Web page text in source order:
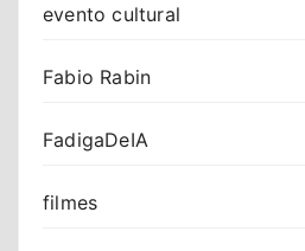
evento cultural
Fabio Rabin
FadigaDeIA
filmes